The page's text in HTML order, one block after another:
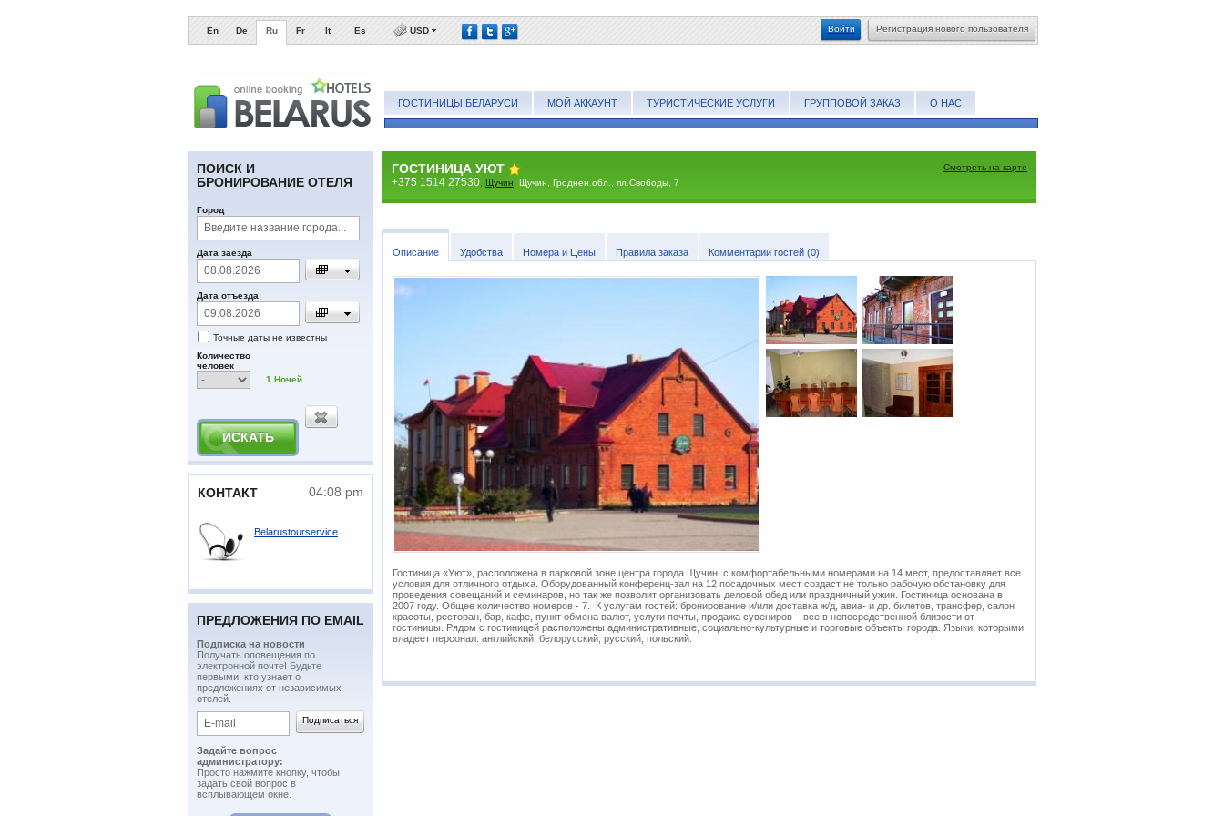
En De Ru Fr It Es USD Регистрация нового пользователя
Войти
ГОСТИНИЦЫ БЕЛАРУСИ МОЙ АККАУНТ ТУРИСТИЧЕСКИЕ УСЛУГИ ГРУППОВОЙ ЗАКАЗ О НАС
ПОИСК И
БРОНИРОВАНИЕ ОТЕЛЯ
Город
Дата заезда
Дата отъезда
Точные даты не известны
Количество
человек
1 Ночей
КОНТАКТ 04:08 pm
Belarustourservice
ПРЕДЛОЖЕНИЯ ПО EMAIL
Подписка на новости
​Получать оповещения по
электронной почте! Будьте
первыми, кто узнает о
предложениях от независимых
отелей.
Задайте вопрос
администратору:
Просто нажмите кнопку, чтобы
задать свой вопрос в
всплывающем окне.
Смотреть на карте
ГОСТИНИЦА УЮТ
+375 1514 27530 Щучин Щучин, Гроднен.обл., пл.Свободы, 7
Описание Удобства Номера и Цены Правила заказа Комментарии гостей (0)
Гостиница «Уют», расположена в парковой зоне центра города Щучин, с комфортабельными номерами на 14 мест, предоставляет все
условия для отличного отдыха. Оборудованный конференц-зал на 12 посадочных мест создаст не только рабочую обстановку для
проведения совещаний и семинаров, но так же позволит организовать деловой обед или праздничный ужин. Гостиница основана в
2007 году. Общее количество номеров - 7. К услугам гостей: бронирование и/или доставка ж/д, авиа- и др. билетов, трансфер, салон
красоты, ресторан, бар, кафе, пункт обмена валют, услуги почты, продажа сувениров – все в непосредственной близости от
гостиницы. Рядом с гостиницей расположены административные, социально-культурные и торговые объекты города. Языки, которыми
владеет персонал: английский, белорусский, русский, польский.